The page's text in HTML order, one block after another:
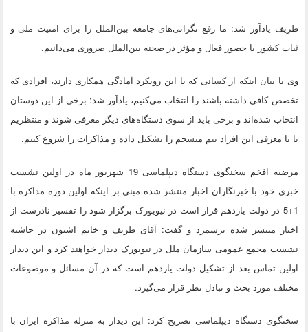
ظریف یادآور شد: ما رفع نگرانی‌های جامعه بین‌الملل را برای امنیت ملی و
ثبات کشور با حضور فعال و مؤثر در صحنه بین‌الملل ضروری می‌دانیم.
وی با بیان اینکه از کسانی که با این رویکرد آمادگی همکاری دارند، افرادی که
تخصص کافی داشته باشند را انتخاب می‌کنیم، ‌یادآور شد: برخی از این دوستان
انتخاب شده‌اند و برخی باید از سوی دستگاه‌های دیگر معرفی شوند و منتظریم
تا با معرفی این افراد تیم منسجم را تشکیل داده و مذاکرات را شروع کنیم.
مرضیه افخم سخنگوی دستگاه دیپلماسی 19 شهریور ماه در اولین نشست
خبری خود با خبرنگاران اخبار منتشر شده مبنی بر اینکه اولین دوره مذاکره با
1+5 در دولت یازدهم قرار است در نیویورک برگزار شود را تفسیر نادرست از
اخبار منتشر شده برشمرد و گفت: آقای ظریف و خانم اشتون در حاشیه
نشست مجمع عمومی سازمان ملل در نیویورک دیدار خواهند کرد و این دیدار
اولین تماس بعد از تشکیل دولت یازدهم است که در آن مسائل و موضوعات
مختلف مورد بحث و تبادل نظر قرار می‌گیرد.
سخنگوی دستگاه دیپلماسی تصریح کرد: این دیدار به منزله مذاکره ایران با